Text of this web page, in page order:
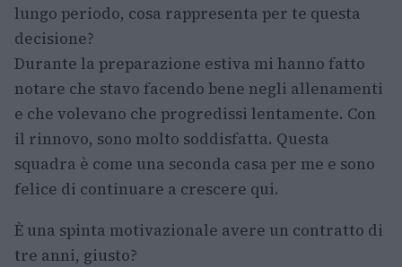
lungo periodo, cosa rappresenta per te questa
decisione?
Durante la preparazione estiva mi hanno fatto
notare che stavo facendo bene negli allenamenti
e che volevano che progredissi lentamente. Con
il rinnovo, sono molto soddisfatta. Questa
squadra è come una seconda casa per me e sono
felice di continuare a crescere qui.
È una spinta motivazionale avere un contratto di
tre anni, giusto?